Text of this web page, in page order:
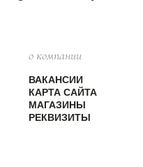
о компании
ВАКАНСИИ
КАРТА САЙТА
МАГАЗИНЫ
РЕКВИЗИТЫ